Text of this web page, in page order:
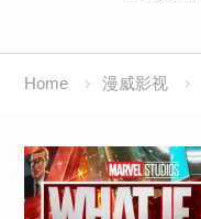
Home 漫威影视